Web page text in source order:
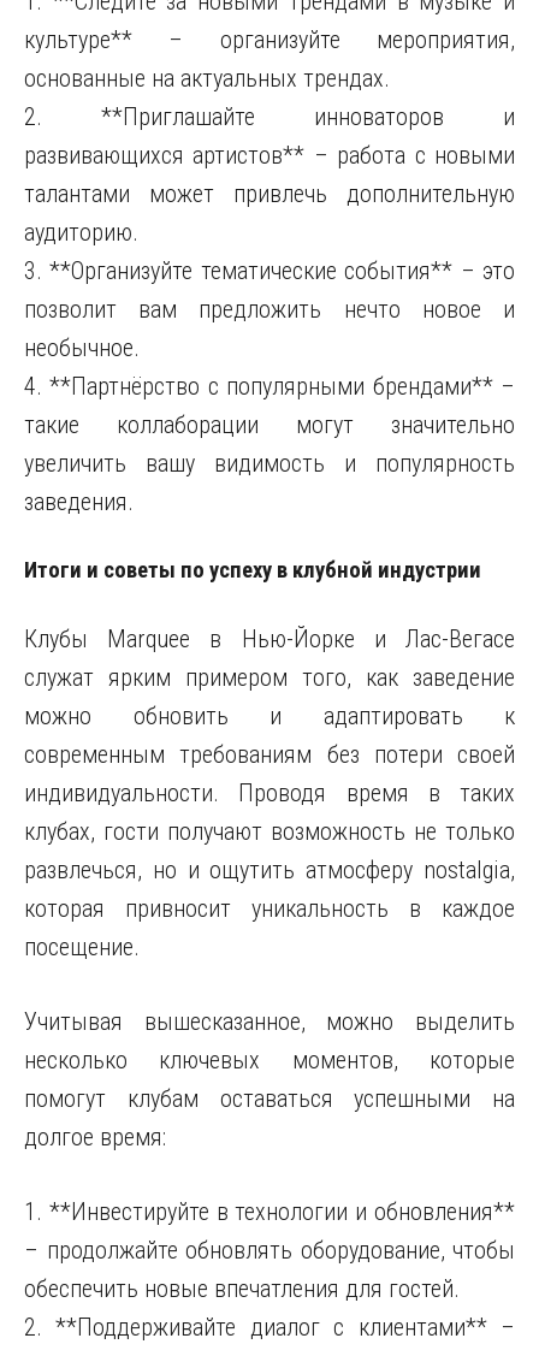
культуре** – организуйте мероприятия,
основанные на актуальных трендах.
2. **Приглашайте инноваторов и
развивающихся артистов** – работа с новыми
талантами может привлечь дополнительную
аудиторию.
3. **Организуйте тематические события** – это
позволит вам предложить нечто новое и
необычное.
4. **Партнёрство с популярными брендами** –
такие коллаборации могут значительно
увеличить вашу видимость и популярность
заведения.
Итоги и советы по успеху в клубной индустрии
Клубы Marquee в Нью-Йорке и Лас-Вегасе
служат ярким примером того, как заведение
можно обновить и адаптировать к
современным требованиям без потери своей
индивидуальности. Проводя время в таких
клубах, гости получают возможность не только
развлечься, но и ощутить атмосферу nostalgia,
которая привносит уникальность в каждое
посещение.
Учитывая вышесказанное, можно выделить
несколько ключевых моментов, которые
помогут клубам оставаться успешными на
долгое время:
1. **Инвестируйте в технологии и обновления**
– продолжайте обновлять оборудование, чтобы
обеспечить новые впечатления для гостей.
2. **Поддерживайте диалог с клиентами** –